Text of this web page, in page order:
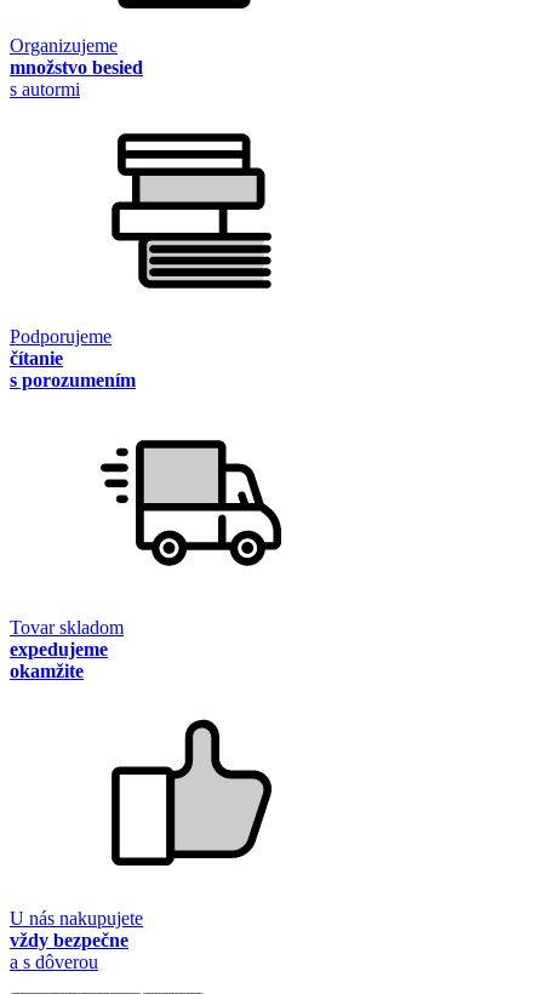
Organizujeme
množstvo besied
s autormi
Podporujeme
čítanie
s porozumením
Tovar skladom
expedujeme
okamžite
U nás nakupujete
vždy bezpečne
a s dôverou